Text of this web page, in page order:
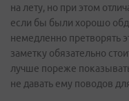
на лету, но при этом
если бы были хорошо
немедленно претворять
заметку обязательно
лучше пореже
не давать ему поводов